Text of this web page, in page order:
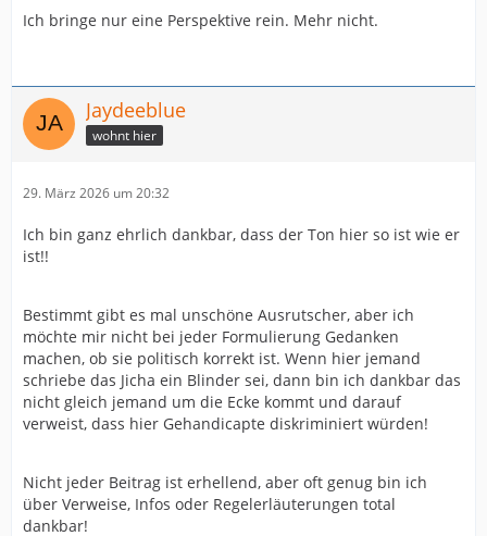
Ich bringe nur eine Perspektive rein. Mehr nicht.
Jaydeeblue
wohnt hier
29. März 2026 um 20:32
Ich bin ganz ehrlich dankbar, dass der Ton hier so ist wie er
ist!!
Bestimmt gibt es mal unschöne Ausrutscher, aber ich
möchte mir nicht bei jeder Formulierung Gedanken
machen, ob sie politisch korrekt ist. Wenn hier jemand
schriebe das Jicha ein Blinder sei, dann bin ich dankbar das
nicht gleich jemand um die Ecke kommt und darauf
verweist, dass hier Gehandicapte diskriminiert würden!
Nicht jeder Beitrag ist erhellend, aber oft genug bin ich
über Verweise, Infos oder Regelerläuterungen total
dankbar!